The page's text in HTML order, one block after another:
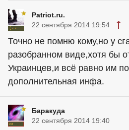
Patriot.ru.
22 сентября 2014 19:54
Точно не помню кому,но у
разобранном виде,хотя бы
Украинцев,и всё равно им
дополнительная инфа.
Баракуда
22 сентября 2014 19:40